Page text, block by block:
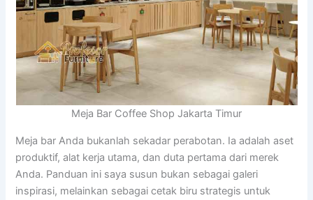
Meja Bar Coffee Shop Jakarta Timur
Meja bar Anda bukanlah sekadar perabotan. Ia adalah aset
produktif, alat kerja utama, dan duta pertama dari merek
Anda. Panduan ini saya susun bukan sebagai galeri
inspirasi, melainkan sebagai cetak biru strategis untuk